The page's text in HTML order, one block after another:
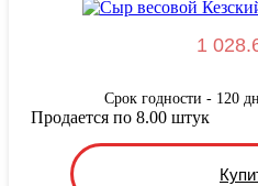
1
Срок годности - 120
Продается по 8.00 штук